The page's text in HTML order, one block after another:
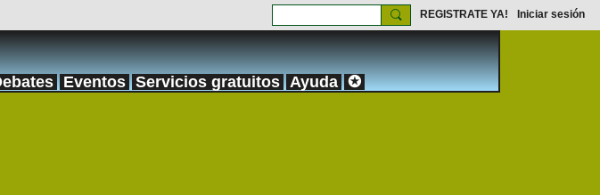
REGISTRATE YA! Iniciar sesión
Eventos Servicios gratuitos Ayuda ✪